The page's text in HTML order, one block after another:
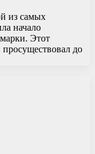
из самых
начало
Этот
до